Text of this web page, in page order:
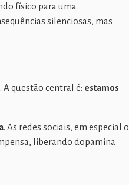
físico para uma
silenciosas, mas
questão central é: estamos
. As redes sociais, em especial o
liberando dopamina